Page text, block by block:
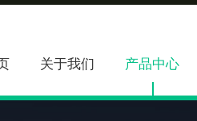
关于我们 产品中心